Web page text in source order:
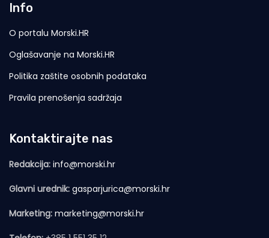
Info
O portalu Morski.HR
Oglašavanje na Morski.HR
Politika zaštite osobnih podataka
Pravila prenošenja sadržaja
Kontaktirajte nas
Redakcija: info@morski.hr
Glavni urednik: gasparjurica@morski.hr
Marketing: marketing@morski.hr